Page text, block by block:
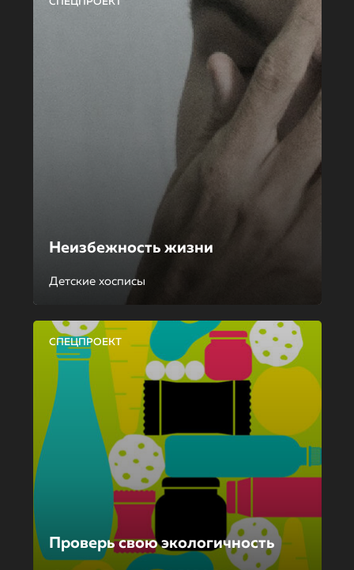
Неизбежность жизни
Детские хосписы
СПЕЦПРОЕКТ
Проверь свою экологичность